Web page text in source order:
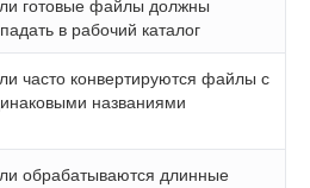
в рабочий каталог
часто конвертируются файлы с
названиями
обрабатываются длинные